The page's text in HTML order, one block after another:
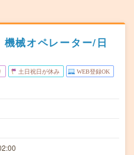
機械オペレーター/日
土日祝日が休み WEB登録OK